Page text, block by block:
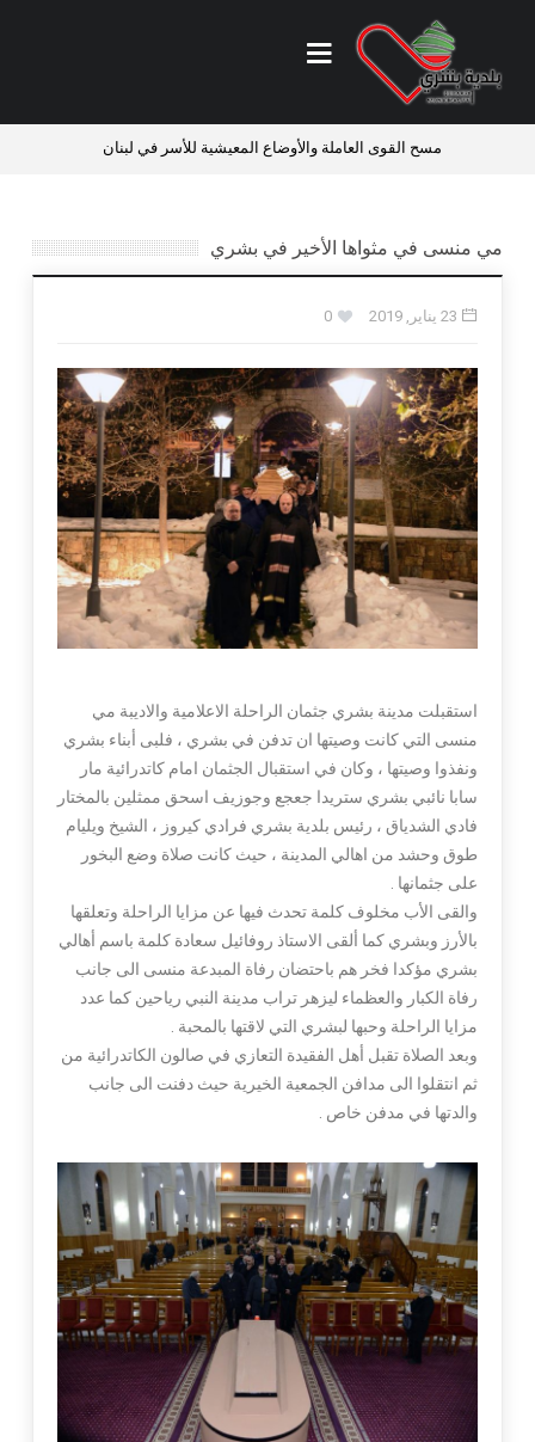
مسح القوى العاملة والأوضاع المعيشية للأسر في لبنان
مي منسى في مثواها الأخير في بشري
23 يناير, 2019 0
استقبلت مدينة بشري جثمان الراحلة الاعلامية والاديبة مي
منسى التي كانت وصيتها ان تدفن في بشري ، فلبى أبناء بشري
ونفذوا وصيتها ، وكان في استقبال الجثمان امام كاتدرائية مار
سابا نائبي بشري ستريدا جعجع وجوزيف اسحق ممثلين بالمختار
فادي الشدياق ، رئيس بلدية بشري فرادي كيروز ، الشيخ ويليام
طوق وحشد من اهالي المدينة ، حيث كانت صلاة وضع البخور
على جثمانها .
والقى الأب مخلوف كلمة تحدث فيها عن مزايا الراحلة وتعلقها
بالأرز وبشري كما ألقى الاستاذ روفائيل سعادة كلمة باسم أهالي
بشري مؤكدا فخر هم باحتضان رفاة المبدعة منسى الى جانب
رفاة الكبار والعظماء ليزهر تراب مدينة النبي رياحين كما عدد
مزايا الراحلة وحبها لبشري التي لاقتها بالمحبة .
وبعد الصلاة تقبل أهل الفقيدة التعازي في صالون الكاتدرائية من
ثم انتقلوا الى مدافن الجمعية الخيرية حيث دفنت الى جانب
والدتها في مدفن خاص .